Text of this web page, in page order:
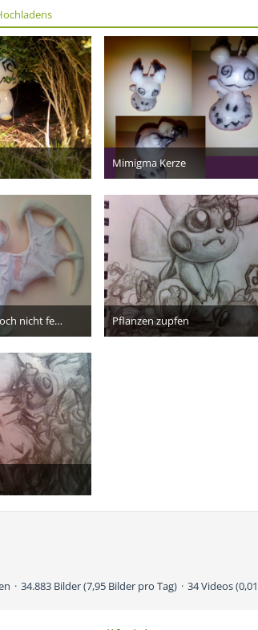
8
Mimigma Kerze
23. Dezember 2016
17
ich glaube das es noch nicht fertig ist...
2016
13
Pflanzen zupfen
16. Oktober 2016
2016
13
34.883 Bilder (7,95 Bilder pro Tag) 34 Videos